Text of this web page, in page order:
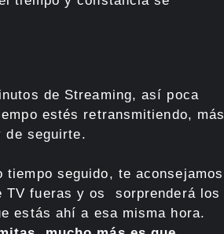
de Streaming, así poca
estés retransmitiendo, más
de seguirte.
tiempo seguido, te aconsejamos
TV fueras y os sorprenderá los
estás ahí a esa misma hora.